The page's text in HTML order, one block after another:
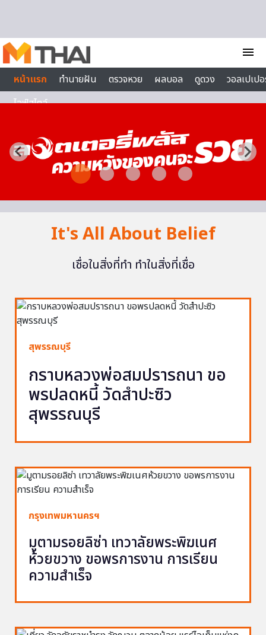
menu
หน้าแรก
ทำนายฝัน ตรวจหวย ผลบอล ดูดวง
วอลเปเป
ไลฟ์สไตล์
It's All About Belief
เชื่อในสิ่งที่ทำ ทำในสิ่งที่เชื่อ
สุพรรณบุรี
กราบหลวงพ่อสมปรารถนา ขอ
พรปลดหนี้ วัดสำปะซิว
สุพรรณบุรี
กรุงเทพมหานครฯ
มูตามรอยลิซ่า เทวาลัยพระพิฆเนศ
ห้วยขวาง ขอพรการงาน การเรียน
ความสำเร็จ